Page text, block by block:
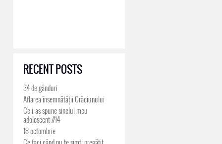
RECENT POSTS
34 de gânduri
Aflarea însemnătății Crăciunului
Ce i-aș spune sinelui meu
adolescent #14
18 octombrie